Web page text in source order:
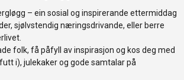
– ein sosial og inspirerande ettermiddag
sjølvstendig næringsdrivande, eller berre
folk, få påfyll av inspirasjon og kos deg med
i), julekaker og gode samtalar på